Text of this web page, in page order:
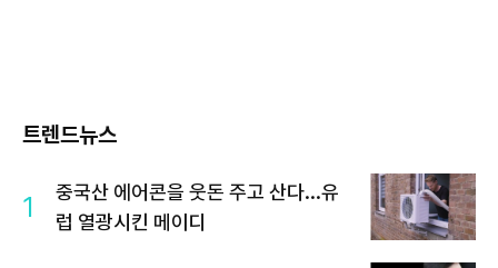
트렌드뉴스
1
중국산 에어콘을 웃돈 주고 산다...유
럽 열광시킨 메이디